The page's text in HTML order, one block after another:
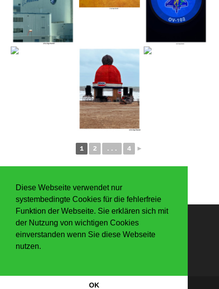
Diese Webseite verwendet nur
systembedingte Cookies für die fehlerfreie
Funktion der Webseite. Sie erklären sich mit
der Nutzung von wichtigen Cookies
einverstanden wenn Sie diese Webseite
nutzen.
OK
1 2 ... 4 ►
Anmelden
Datenschutzerkärung